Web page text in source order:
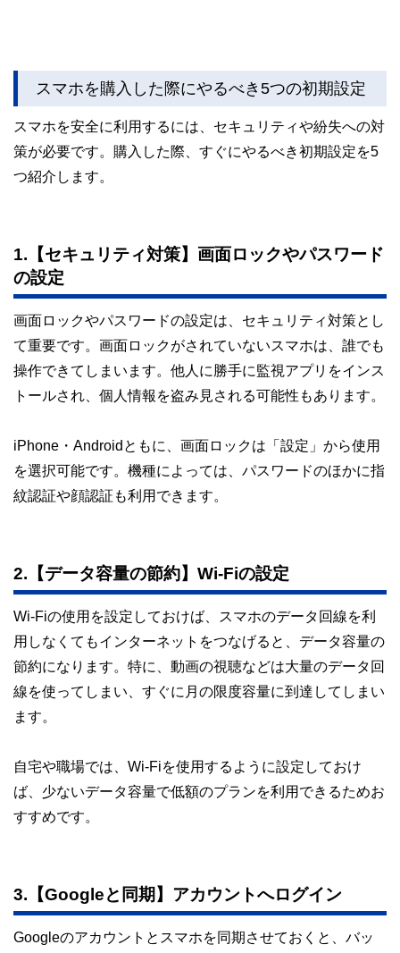
スマホを購入した際にやるべき5つの初期設定
スマホを安全に利用するには、セキュリティや紛失への対
策が必要です。購入した際、すぐにやるべき初期設定を5
つ紹介します。
1.【セキュリティ対策】画面ロックやパスワード
の設定
画面ロックやパスワードの設定は、セキュリティ対策とし
て重要です。画面ロックがされていないスマホは、誰でも
操作できてしまいます。他人に勝手に監視アプリをインス
トールされ、個人情報を盗み見される可能性もあります。
iPhone・Androidともに、画面ロックは「設定」から使用
を選択可能です。機種によっては、パスワードのほかに指
紋認証や顔認証も利用できます。
2.【データ容量の節約】Wi-Fiの設定
Wi-Fiの使用を設定しておけば、スマホのデータ回線を利
用しなくてもインターネットをつなげると、データ容量の
節約になります。特に、動画の視聴などは大量のデータ回
線を使ってしまい、すぐに月の限度容量に到達してしまい
ます。
自宅や職場では、Wi-Fiを使用するように設定しておけ
ば、少ないデータ容量で低額のプランを利用できるためお
すすめです。
3.【Googleと同期】アカウントへログイン
Googleのアカウントとスマホを同期させておくと、バッ